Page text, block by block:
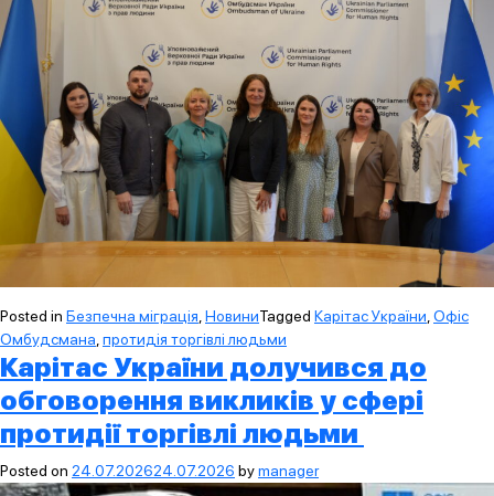
Posted in Безпечна міграція,НовиниTagged Карітас України,Офіс
Омбудсмана,протидія торгівлі людьми
Карітас України долучився до
обговорення викликів у сфері
протидії торгівлі людьми
Posted on 24.07.202624.07.2026 bymanager